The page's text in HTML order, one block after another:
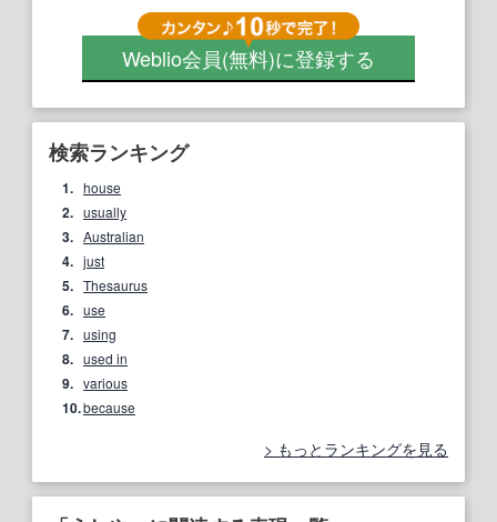
Weblio会員(無料)に登録する
検索ランキング
1. house
2. usually
3. Australian
4. just
5. Thesaurus
6. use
7. using
8. used in
9. various
10.because
もっとランキングを見る